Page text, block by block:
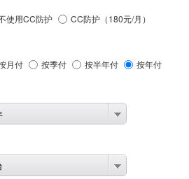
使用CC防护 CC防护（180元/月）
月付 按季付 按半年付 按年付